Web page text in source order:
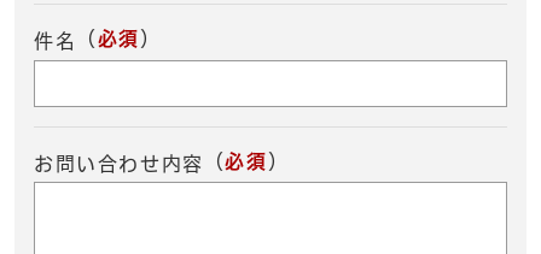
件名 （ 必須 ）
お問い合わせ内容 （必須 ）